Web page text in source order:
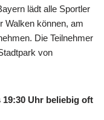
lädt alle Sportler
Walken können, am
Die Teilnehmer
von
Uhr beliebig oft